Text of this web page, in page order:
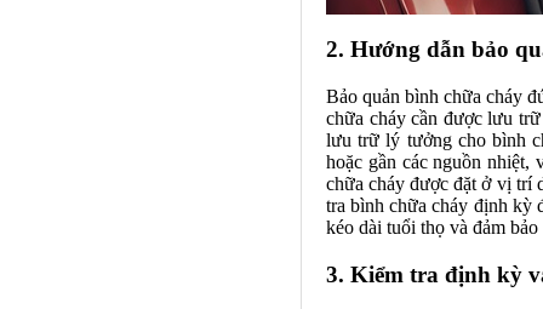
2. Hướng dẫn bảo
Bảo quản bình chữa cháy
chữa cháy cần được lưu
lưu trữ lý tưởng cho bình
hoặc gần các nguồn nhiệt,
chữa cháy được đặt ở vị trí
tra bình chữa cháy định kỳ
kéo dài tuổi thọ và đảm
3. Kiểm tra định kỳ